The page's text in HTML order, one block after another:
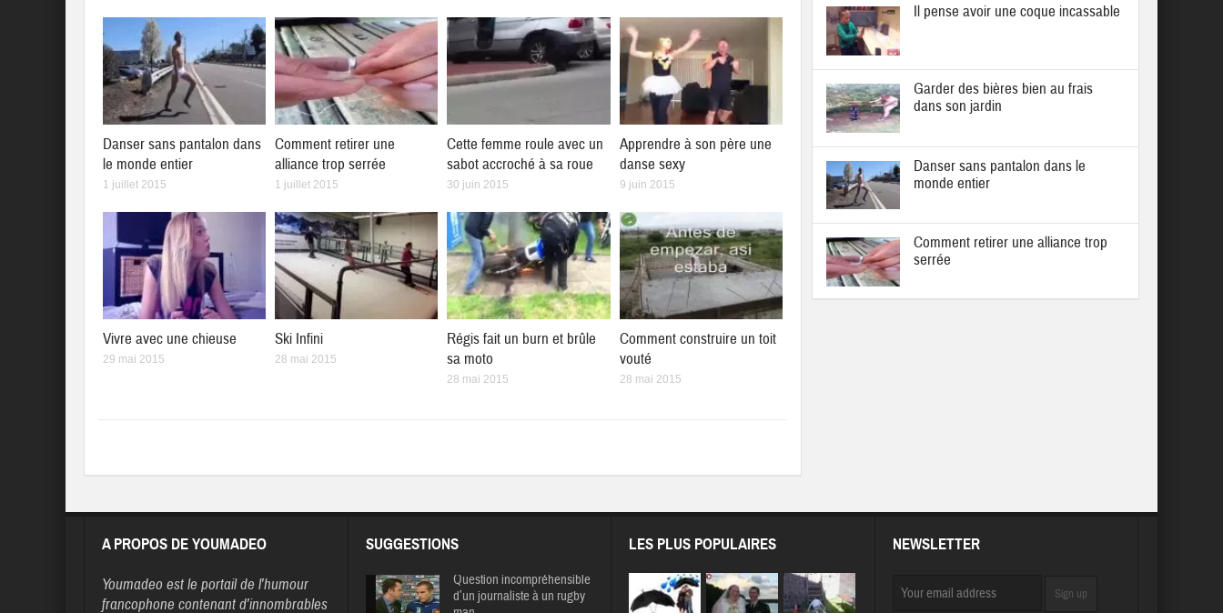
Danser sans pantalon dans
le monde entier
1 juillet 2015
Comment retirer une
alliance trop serrée
1 juillet 2015
Cette femme roule avec un
sabot accroché à sa roue
30 juin 2015
Apprendre à son père une
danse sexy
9 juin 2015
Vivre avec une chieuse
29 mai 2015
Ski Infini
28 mai 2015
Régis fait un burn et brûle
sa moto
28 mai 2015
Comment construire un toit
vouté
28 mai 2015
Il pense avoir une coque incassable
Garder des bières bien au frais
dans son jardin
Danser sans pantalon dans le
monde entier
Comment retirer une alliance trop
serrée
A PROPOS DE YOUMADEO
Youmadeo est le portail de l’humour
francophone contenant d’innombrables
SUGGESTIONS
Question incompréhensible
d’un journaliste à un rugby
LES PLUS POPULAIRES NEWSLETTER